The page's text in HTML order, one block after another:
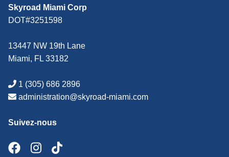
Skyroad Miami Corp
DOT#3251598
13447 NW 19th Lane
Miami, FL 33182
1 (305) 686 2896
administration@skyroad-miami.com
Suivez-nous